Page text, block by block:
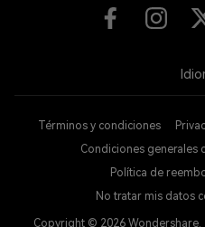
Términos y condiciones
Condiciones generales
Política de
No tratar mis datos
Copyright © 2026